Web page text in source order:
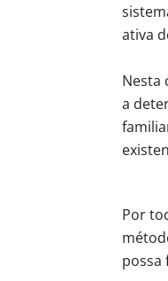
ativa
Nesta
a
Por
possa